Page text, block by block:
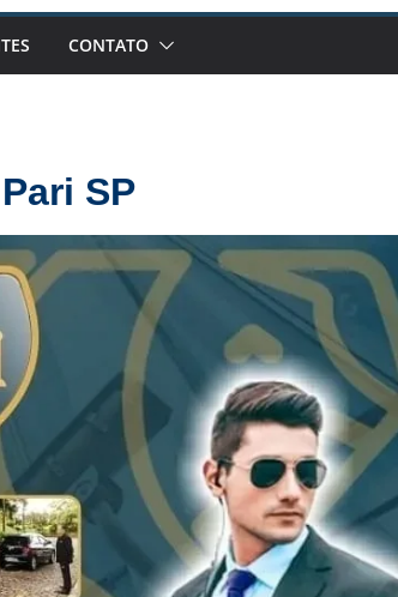
CONTATO
SP